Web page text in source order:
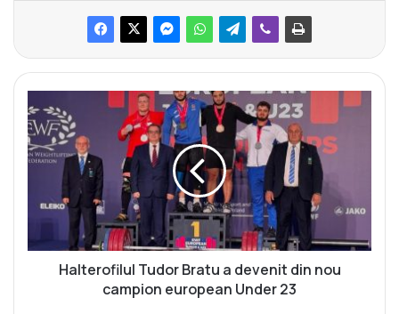
a
l
t
i
Halterofilul Tudor Bratu a devenit din nou
campion european Under 23